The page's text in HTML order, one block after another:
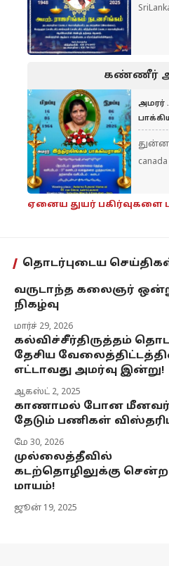
கண்ணீர்
அமரர்
canada
ஏனைய துயர் பகிர்வுகளை
தொடர்புடைய
வருடாந்த கலைஞர்
நிகழ்வு
மார்ச் 29, 2026
கல்விச்சீர்திருத்தம்
தேசிய
எட்டாவது அமர்வு இன்று!
ஆகஸ்ட் 2, 2025
காணாமல் போன
தேடும் பணிகள்
மே 30, 2026
முல்லைத்தீவில்
கடற்தொழிலுக்கு
மாயம்!
ஜூன் 19, 2025